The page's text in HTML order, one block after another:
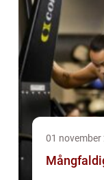
01 november